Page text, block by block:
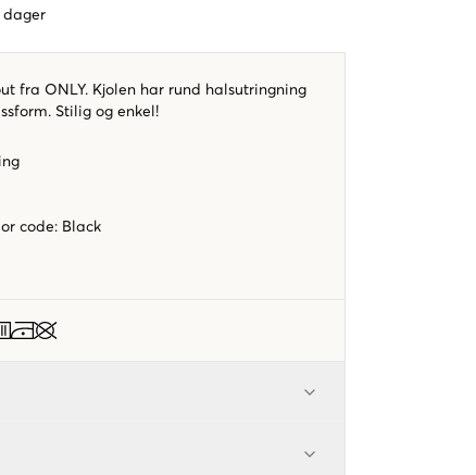
dager
fra ONLY. Kjolen har rund halsutringning
Stilig og enkel!
code: Black